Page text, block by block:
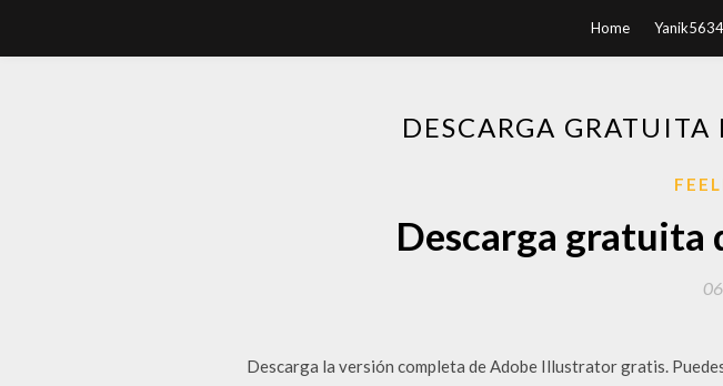
Home
DESCARGA
Descarga gratuita
Descarga la versión completa de Adobe Illustrator gratis.